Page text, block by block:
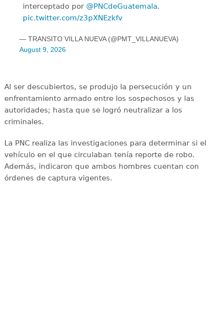
interceptado por @PNCdeGuatemala.
pic.twitter.com/z3pXNEzkfv
— TRANSITO VILLA NUEVA (@PMT_VILLANUEVA)
August 9, 2026
Al ser descubiertos, se produjo la persecución y un
enfrentamiento armado entre los sospechosos y las
autoridades; hasta que se logró neutralizar a los
criminales.
La PNC realiza las investigaciones para determinar si el
vehículo en el que circulaban tenía reporte de robo.
Además, indicaron que ambos hombres cuentan con
órdenes de captura vigentes.